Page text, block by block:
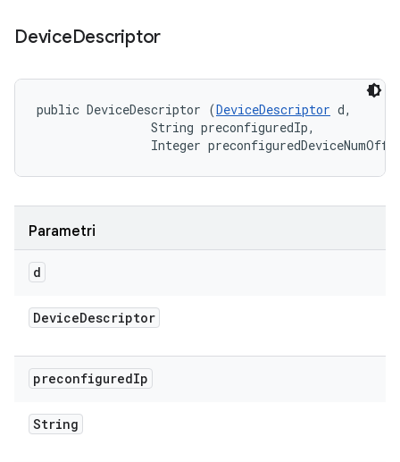
DeviceDescriptor
public DeviceDescriptor (DeviceDescriptor d,
                String preconfiguredIp,
Integer
Parametri
d
DeviceDescriptor
preconfiguredIp
String